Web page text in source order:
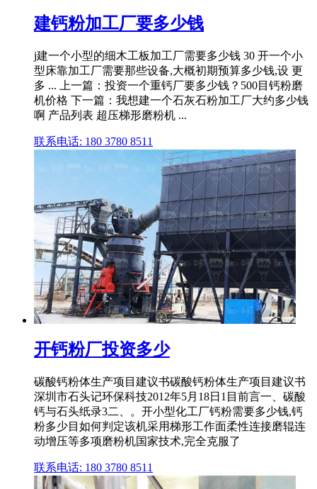
建钙粉加工厂要多少钱
j建一个小型的细木工板加工厂需要多少钱 30 开一个小
型床靠加工厂需要那些设备,大概初期预算多少钱,设 更
多 ... 上一篇：投资一个重钙厂要多少钱？500目钙粉磨
机价格 下一篇：我想建一个石灰石粉加工厂大约多少钱
啊 产品列表 超压梯形磨粉机 ...
联系电话: 180 3780 8511
开钙粉厂投资多少
碳酸钙粉体生产项目建议书碳酸钙粉体生产项目建议书
深圳市石头记环保科技2012年5月18日1目前言一、碳酸
钙与石头纸录3二、。开小型化工厂钙粉需要多少钱,钙
粉多少目如何判定该机采用梯形工作面柔性连接磨辊连
动增压等多项磨粉机国家技术,完全克服了
联系电话: 180 3780 8511